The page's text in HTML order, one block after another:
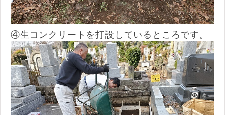
④生コンクリートを打設しているところです。